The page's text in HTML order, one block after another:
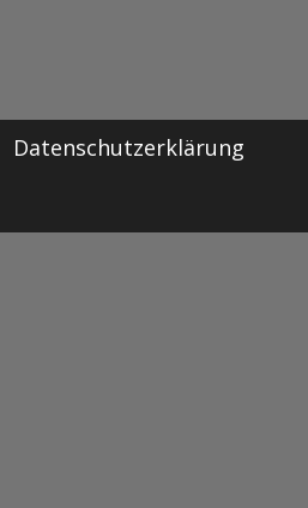
Datenschutzerklärung